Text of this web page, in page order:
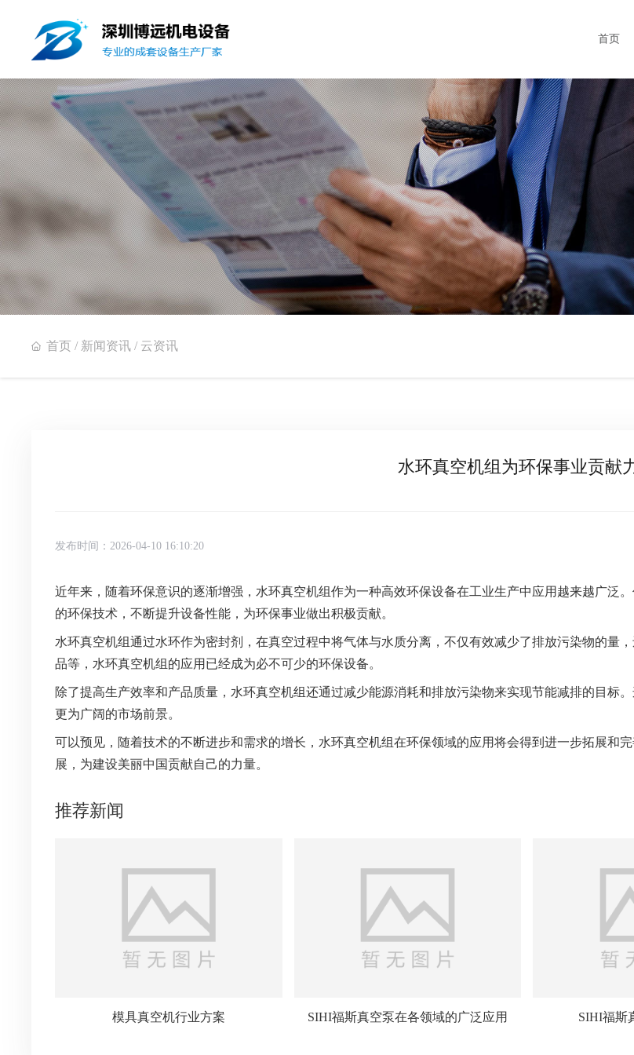
首页
首页 / 新闻资讯 / 云资讯
水环真空机组为环保事业贡献
发布时间：2026-04-10 16:10:20
近年来，随着环保意识的逐渐增强，水环真空机组作为一种高效环保设备在工业生产中应用越来越广泛
的环保技术，不断提升设备性能，为环保事业做出积极贡献。
水环真空机组通过水环作为密封剂，在真空过程中将气体与水质分离，不仅有效减少了排放污染物的量
品等，水环真空机组的应用已经成为必不可少的环保设备。
除了提高生产效率和产品质量，水环真空机组还通过减少能源消耗和排放污染物来实现节能减排的目标
更为广阔的市场前景。
可以预见，随着技术的不断进步和需求的增长，水环真空机组在环保领域的应用将会得到进一步拓展和
展，为建设美丽中国贡献自己的力量。
推荐新闻
模具真空机行业方案 SIHI福斯真空泵在各领域的广泛应用 SIHI福斯